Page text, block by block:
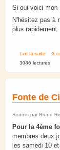
Si oui voici mon
N'hésitez pas à
plus rapidement.
Lire la suite de3
3086 lectures
Fonte de
Soumis par Bruno
Pour la 4ème
membres deux
les samedi 10